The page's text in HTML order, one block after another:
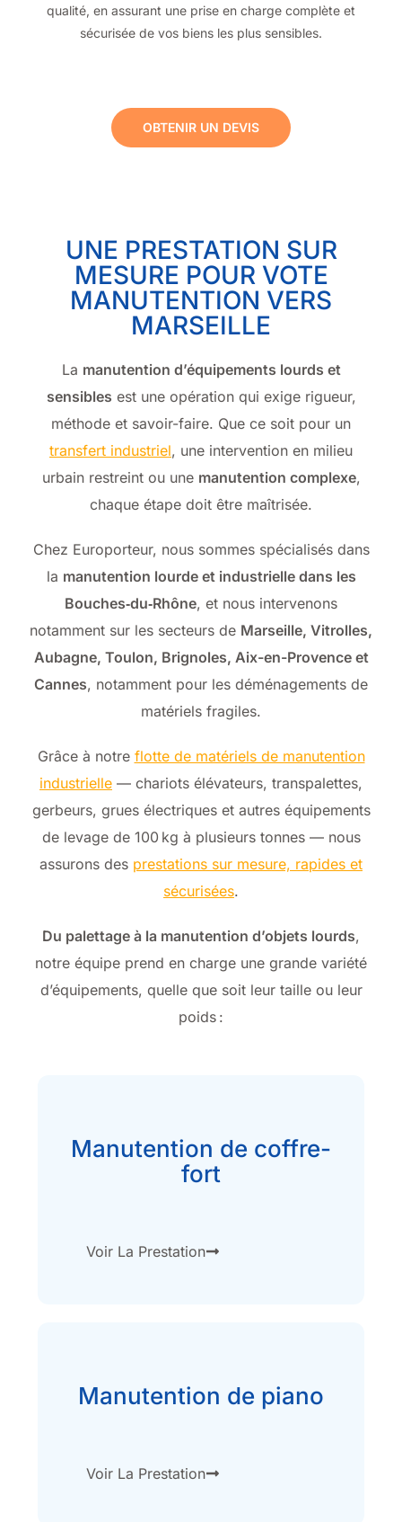
qualité, en assurant une prise en charge complète et
sécurisée de vos biens les plus sensibles.
OBTENIR UN DEVIS
UNE PRESTATION SUR
MESURE POUR VOTE
MANUTENTION VERS
MARSEILLE
La manutention d’équipements lourds et
sensibles est une opération qui exige rigueur,
méthode et savoir-faire. Que ce soit pour un
transfert industriel, une intervention en milieu
urbain restreint ou une manutention complexe,
chaque étape doit être maîtrisée.
Chez Europorteur, nous sommes spécialisés dans
la manutention lourde et industrielle dans les
Bouches‑du‑Rhône, et nous intervenons
notamment sur les secteurs de Marseille, Vitrolles,
Aubagne, Toulon, Brignoles, Aix-en-Provence et
Cannes, notamment pour les déménagements de
matériels fragiles.
Grâce à notre flotte de matériels de manutention
industrielle — chariots élévateurs, transpalettes,
gerbeurs, grues électriques et autres équipements
de levage de 100 kg à plusieurs tonnes — nous
assurons des prestations sur mesure, rapides et
sécurisées.
Du palettage à la manutention d’objets lourds,
notre équipe prend en charge une grande variété
d’équipements, quelle que soit leur taille ou leur
poids :
Manutention de coffre-
fort
Voir La Prestation
Manutention de piano
Voir La Prestation